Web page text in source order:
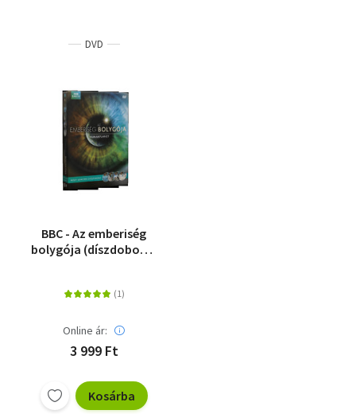
DVD
BBC - Az emberiség
bolygója (díszdoboz) -
Online ár:
3 999 Ft
Kosárba